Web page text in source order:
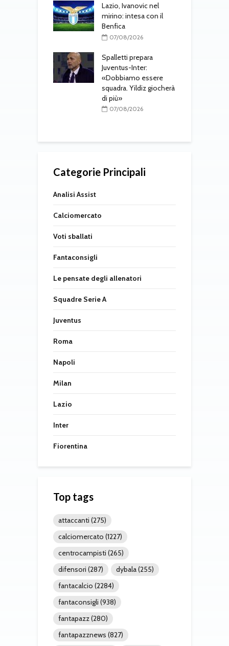
Lazio, Ivanovic nel
mirino: intesa con il
Benfica
07/08/2026
Spalletti prepara
Juventus-Inter:
«Dobbiamo essere
squadra. Yildiz giocherà
di più»
07/08/2026
Categorie Principali
Analisi Assist
Calciomercato
Voti sballati
Fantaconsigli
Le pensate degli allenatori
Squadre Serie A
Juventus
Roma
Napoli
Milan
Lazio
Inter
Fiorentina
Top tags
attaccanti (275)
calciomercato (1227)
centrocampisti (265)
difensori (287) dybala(255)
fantacalcio (2284)
fantaconsigli (938)
fantapazz(280)
fantapazznews (827)